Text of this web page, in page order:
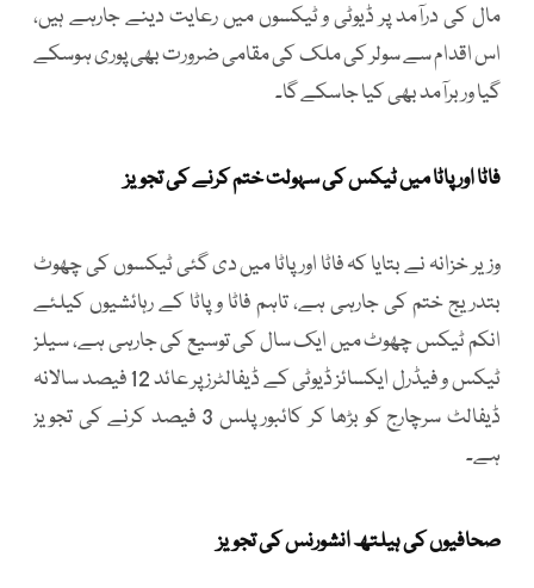
مال کی درآمد پر ڈیوٹی و ٹیکسوں میں رعایت دینے جارہے ہیں،
اس اقدام سے سولر کی ملک کی مقامی ضرورت بھی پوری ہوسکے
گیا ور برآمد بھی کیا جاسکے گا۔
فاٹا اور پاٹا میں ٹیکس کی سہولت ختم کرنے کی تجویز
وزیر خزانہ نے بتایا کہ فاٹا اور پاٹا میں دی گئی ٹیکسوں کی چھوٹ
بتدریج ختم کی جارہی ہے، تاہم فاٹا و پاٹا کے رہائشیوں کیلئے
انکم ٹیکس چھوٹ میں ایک سال کی توسیع کی جارہی ہے، سیلز
ٹیکس و فیڈرل ایکسائز ڈیوٹی کے ڈیفالٹرز پر عائد 12 فیصد سالانہ
ڈیفالٹ سرچارج کو بڑھا کر کائبور پلس 3 فیصد کرنے کی تجویز
ہے۔
صحافیوں کی ہیلتھ انشورنس کی تجویز